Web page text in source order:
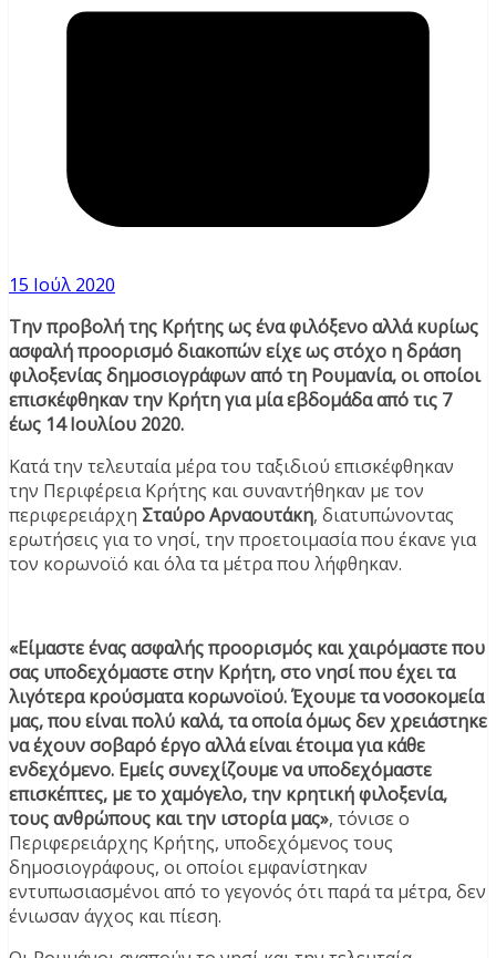
15 Ιούλ 2020
Την προβολή της Κρήτης ως ένα φιλόξενο αλλά κυρίως
ασφαλή προορισμό διακοπών είχε ως στόχο η δράση
φιλοξενίας δημοσιογράφων από τη Ρουμανία, οι οποίοι
επισκέφθηκαν την Κρήτη για μία εβδομάδα από τις 7
έως 14 Ιουλίου 2020.
Κατά την τελευταία μέρα του ταξιδιού επισκέφθηκαν
την Περιφέρεια Κρήτης και συναντήθηκαν με τον
περιφερειάρχη Σταύρο Αρναουτάκη, διατυπώνοντας
ερωτήσεις για το νησί, την προετοιμασία που έκανε για
τον κορωνοϊό και όλα τα μέτρα που λήφθηκαν.
«Είμαστε ένας ασφαλής προορισμός και χαιρόμαστε που
σας υποδεχόμαστε στην Κρήτη, στο νησί που έχει τα
λιγότερα κρούσματα κορωνοϊού. Έχουμε τα νοσοκομεία
μας, που είναι πολύ καλά, τα οποία όμως δεν χρειάστηκε
να έχουν σοβαρό έργο αλλά είναι έτοιμα για κάθε
ενδεχόμενο. Εμείς συνεχίζουμε να υποδεχόμαστε
επισκέπτες, με το χαμόγελο, την κρητική φιλοξενία,
τους ανθρώπους και την ιστορία μας», τόνισε ο
Περιφερειάρχης Κρήτης, υποδεχόμενος τους
δημοσιογράφους, οι οποίοι εμφανίστηκαν
εντυπωσιασμένοι από το γεγονός ότι παρά τα μέτρα, δεν
ένιωσαν άγχος και πίεση.